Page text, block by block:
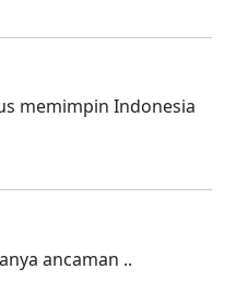
memimpin Indonesia
ancaman ..